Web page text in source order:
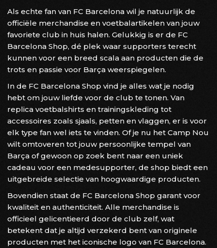
Als echte fan van FC Barcelona wil je natuurlijk de
officiële merchandise en voetbalartikelen van jouw
favoriete club in huis halen. Gelukkig is er de FC
Barcelona Shop, dé plek waar supporters terecht
kunnen voor een breed scala aan producten die de
trots en passie voor Barça weerspiegelen.
In de FC Barcelona Shop vind je alles wat je nodig
hebt om jouw liefde voor de club te tonen. Van
replica voetbalshirts en trainingskleding tot
accessoires zoals sjaals, petten en vlaggen, er is voor
elk type fan wel iets te vinden. Of je nu het Camp Nou
wilt omtoveren tot jouw persoonlijke tempel van
Barça of gewoon op zoek bent naar een uniek
cadeau voor een medesupporter, de shop biedt een
uitgebreide selectie van hoogwaardige producten.
Bovendien staat de FC Barcelona Shop garant voor
kwaliteit en authenticiteit. Alle merchandise is
officieel gelicentieerd door de club zelf, wat
betekent dat je altijd verzekerd bent van originele
producten met het iconische logo van FC Barcelona.